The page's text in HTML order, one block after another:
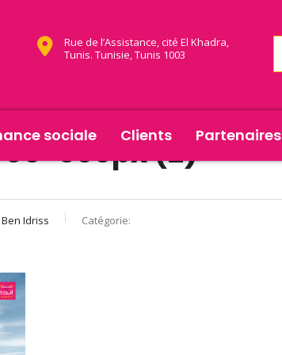
Rue de l’Assistance, cité El Khadra,
Tunis. Tunisie, Tunis 1003
sociale Clients Partenaires
368px (2)
Idriss Catégorie: